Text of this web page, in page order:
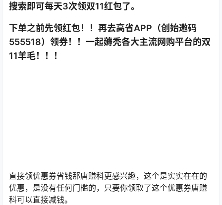
搜索即可每天3次领双11红包了。
下单之前先领红包！！再去高省APP（创始邀码
555518）领券！！一起薅秃各大主流网购平台的双
11羊毛！！！
直接领优惠券省钱那唐赚科更感兴趣，这个是实实在在的
优惠，是没有任何门槛的，只要你领取了这个优惠券唐赚
科可以直接减钱。